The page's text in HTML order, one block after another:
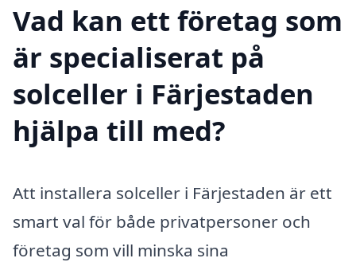
Vad kan ett företag som
är specialiserat på
solceller i Färjestaden
hjälpa till med?
Att installera solceller i Färjestaden är ett
smart val för både privatpersoner och
företag som vill minska sina